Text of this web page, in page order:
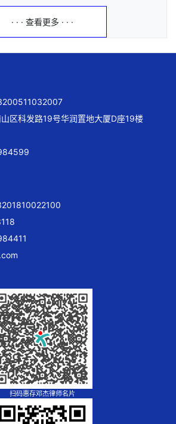
· · · 查看更多 · · ·
区科发路19号华润置地大厦D座19楼
扫码惠存邓杰律师名片